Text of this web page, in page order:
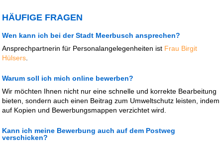
HÄUFIGE FRAGEN
Wen kann ich bei der Stadt Meerbusch ansprechen?
Ansprechpartnerin für Personalangelegenheiten ist Frau Birgit
Hülsers
Warum soll ich mich online bewerben?
Wir möchten Ihnen nicht nur eine schnelle und korrekte Bearbeitung
bieten, sondern auch einen Beitrag zum Umweltschutz leisten, indem
auf Kopien und Bewerbungsmappen verzichtet wird.
Kann ich meine Bewerbung auch auf dem Postweg
verschicken?